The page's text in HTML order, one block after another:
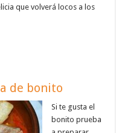
que volverá locos a los
de bonito
Si te gusta el
bonito prueba